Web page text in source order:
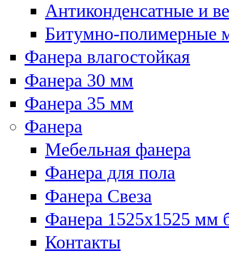
Антиконденсатные и
Битумно-полимерные
Фанера влагостойкая
Фанера 30 мм
Фанера 35 мм
Фанера
Мебельная фанера
Фанера для пола
Фанера Свеза
Фанера 1525x1525 мм
Контакты